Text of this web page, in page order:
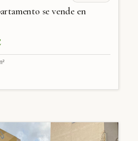
se vende en